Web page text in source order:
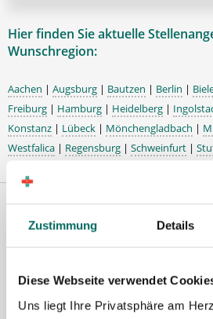
Zustimmung Details
Diese Webseite verwendet
Uns liegt Ihre Privatsphäre am
Hier finden Sie aktuelle
Wunschregion:
Aachen | Augsburg | Bautzen | Berlin |
Freiburg | Hamburg | Heidelberg |
Konstanz | Lübeck | Mönchengladbach |
Westfalica | Regensburg | Schweinfurt |
Premium-
Region Nürnberg: